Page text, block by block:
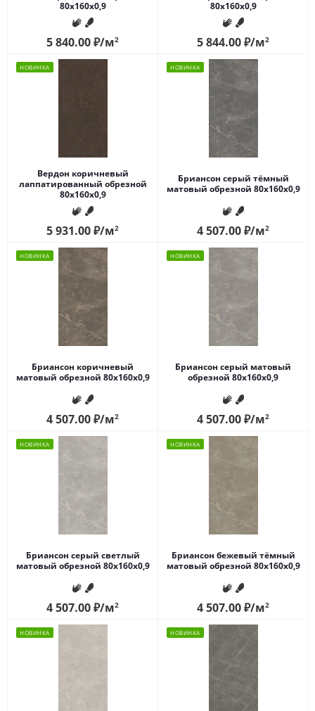
80x160x0,9
5 840.00₽/м2
80x160x0,9
5 844.00₽/м2
НОВИНКА
Вердон коричневый
лаппатированный обрезной
80x160x0,9
5 931.00₽/м2
НОВИНКА
Бриансон серый тёмный
матовый обрезной 80x160x0,9
4 507.00₽/м2
НОВИНКА
Бриансон коричневый
матовый обрезной 80x160x0,9
4 507.00₽/м2
НОВИНКА
Бриансон серый матовый
обрезной 80x160x0,9
4 507.00₽/м2
НОВИНКА
Бриансон серый светлый
матовый обрезной 80x160x0,9
4 507.00₽/м2
НОВИНКА
Бриансон бежевый тёмный
матовый обрезной 80x160x0,9
4 507.00₽/м2
НОВИНКА НОВИНКА